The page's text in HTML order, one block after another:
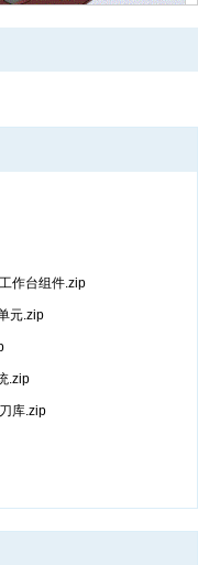
作台组件.zip
元.zip
.zip
库.zip